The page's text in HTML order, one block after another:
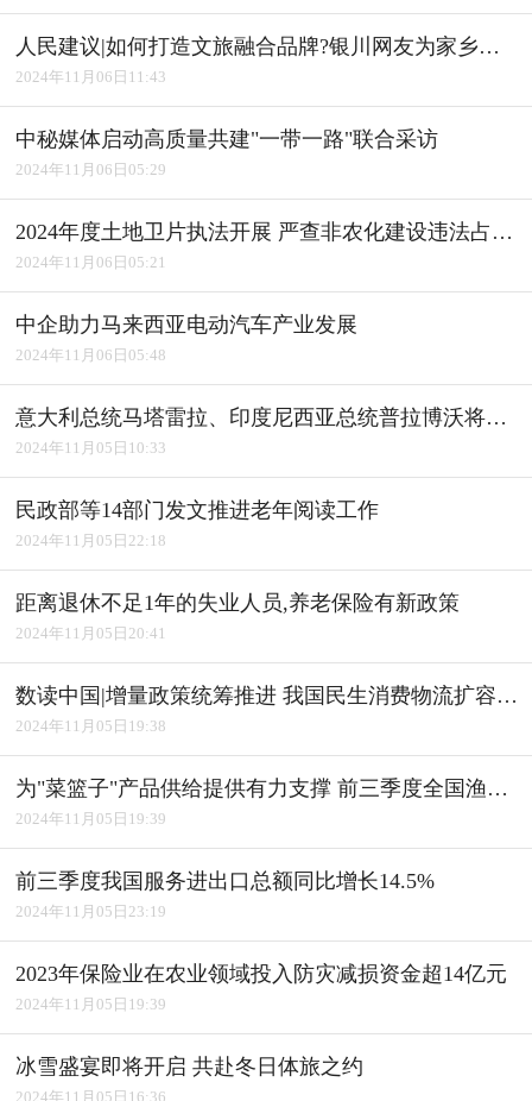
人民建议|如何打造文旅融合品牌?银川网友为家乡建言获积极回应
2024年11月06日11:43
中秘媒体启动高质量共建"一带一路"联合采访
2024年11月06日05:29
2024年度土地卫片执法开展 严查非农化建设违法占用耕地
2024年11月06日05:21
中企助力马来西亚电动汽车产业发展
2024年11月06日05:48
意大利总统马塔雷拉、印度尼西亚总统普拉博沃将访华
2024年11月05日10:33
民政部等14部门发文推进老年阅读工作
2024年11月05日22:18
距离退休不足1年的失业人员,养老保险有新政策
2024年11月05日20:41
数读中国|增量政策统筹推进 我国民生消费物流扩容升级
2024年11月05日19:38
为"菜篮子"产品供给提供有力支撑 前三季度全国渔业经济平稳发展
2024年11月05日19:39
前三季度我国服务进出口总额同比增长14.5%
2024年11月05日23:19
2023年保险业在农业领域投入防灾减损资金超14亿元
2024年11月05日19:39
冰雪盛宴即将开启 共赴冬日体旅之约
2024年11月05日16:36